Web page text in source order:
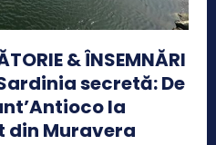
& ÎNSEMNĂRI
secretă: De
la
din Muravera